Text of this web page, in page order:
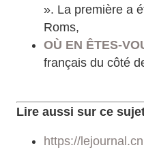
». La première a
Roms,
OÙ EN ÊTES-
français du côté
Lire aussi sur ce
https://